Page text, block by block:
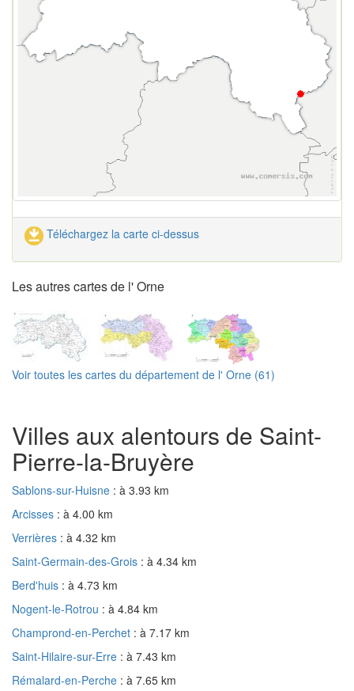
Téléchargez la carte ci-dessus
Les autres cartes de l' Orne
Voir toutes les cartes du département de l' Orne (61)
Villes aux alentours de Saint-
Pierre-la-Bruyère
Sablons-sur-Huisne : à 3.93 km
Arcisses : à 4.00 km
Verrières : à 4.32 km
Saint-Germain-des-Grois : à 4.34 km
Berd'huis : à 4.73 km
Nogent-le-Rotrou : à 4.84 km
Champrond-en-Perchet : à 7.17 km
Saint-Hilaire-sur-Erre : à 7.43 km
Rémalard-en-Perche : à 7.65 km